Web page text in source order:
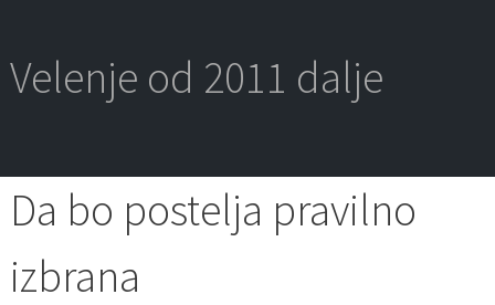
Velenje od 2011 dalje
Da bo postelja pravilno
izbrana